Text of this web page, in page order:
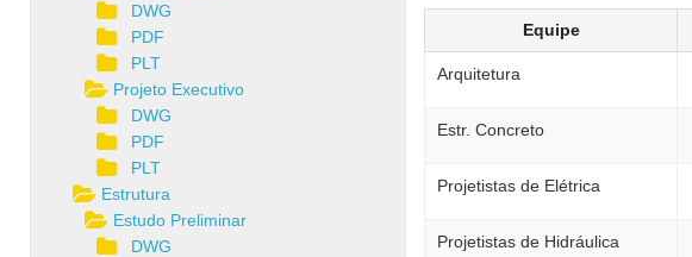
Equipe
Arquitetura
Estr. Concreto
Projetistas de Elétrica
Projetistas de Hidráulica
DWG
PDF
PLT
Projeto Executivo
DWG
PDF
PLT
Estrutura
Estudo Preliminar
DWG